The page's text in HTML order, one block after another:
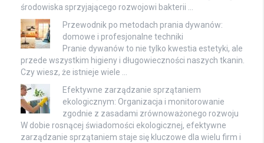
środowiska sprzyjającego rozwojowi bakterii …
Przewodnik po metodach prania dywanów:
domowe i profesjonalne techniki
Pranie dywanów to nie tylko kwestia estetyki, ale
przede wszystkim higieny i długowieczności naszych tkanin.
Czy wiesz, że istnieje wiele …
Efektywne zarządzanie sprzątaniem
ekologicznym: Organizacja i monitorowanie
zgodnie z zasadami zrównoważonego rozwoju
W dobie rosnącej świadomości ekologicznej, efektywne
zarządzanie sprzątaniem staje się kluczowe dla wielu firm i